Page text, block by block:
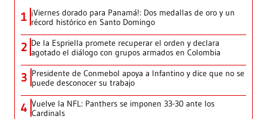
1 ¡Viernes dorado para Panamá!: Dos medallas de oro y un
récord histórico en Santo Domingo
2 De la Espriella promete recuperar el orden y declara
agotado el diálogo con grupos armados en Colombia
3 Presidente de Conmebol apoya a Infantino y dice que no se
puede desconocer su trabajo
4 Vuelve la NFL: Panthers se imponen 33-30 ante los
Cardinals